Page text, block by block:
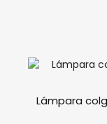
Lámpara